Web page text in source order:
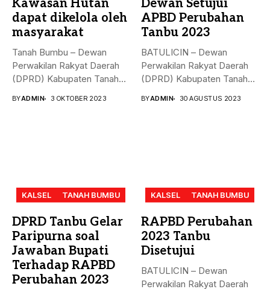
Kawasan Hutan
dapat dikelola oleh
masyarakat
Tanah Bumbu – Dewan
Perwakilan Rakyat Daerah
(DPRD) Kabupaten Tanah
BYADMIN 3 OKTOBER 2023
Dewan Setujui
APBD Perubahan
Tanbu 2023
BATULICIN – Dewan
Perwakilan Rakyat Daerah
(DPRD) Kabupaten Tanah
BYADMIN 30 AGUSTUS 2023
KALSEL TANAH BUMBU
DPRD Tanbu Gelar
Paripurna soal
Jawaban Bupati
Terhadap RAPBD
Perubahan 2023
KALSEL TANAH BUMBU
RAPBD Perubahan
2023 Tanbu
Disetujui
BATULICIN – Dewan
Perwakilan Rakyat Daerah